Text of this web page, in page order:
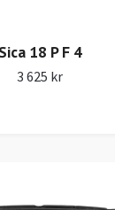
Sica 18 P F 4
3 625 kr